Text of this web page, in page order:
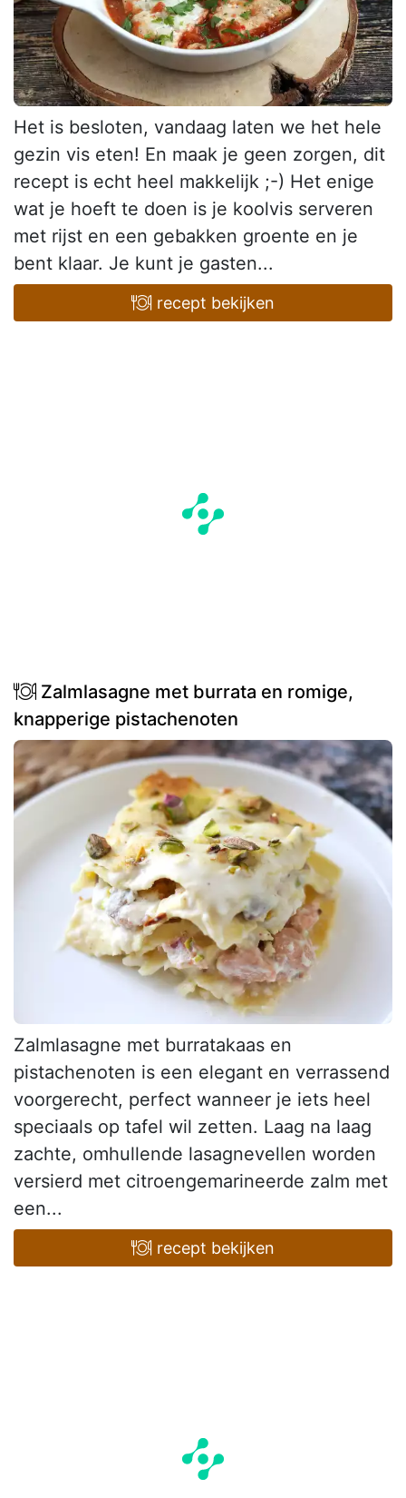
Het is besloten, vandaag laten we het hele
gezin vis eten! En maak je geen zorgen, dit
recept is echt heel makkelijk ;-) Het enige
wat je hoeft te doen is je koolvis serveren
met rijst en een gebakken groente en je
bent klaar. Je kunt je gasten...
recept bekijken
Zalmlasagne met burrata en romige,
knapperige pistachenoten
Zalmlasagne met burratakaas en
pistachenoten is een elegant en verrassend
voorgerecht, perfect wanneer je iets heel
speciaals op tafel wil zetten. Laag na laag
zachte, omhullende lasagnevellen worden
versierd met citroengemarineerde zalm met
een...
recept bekijken